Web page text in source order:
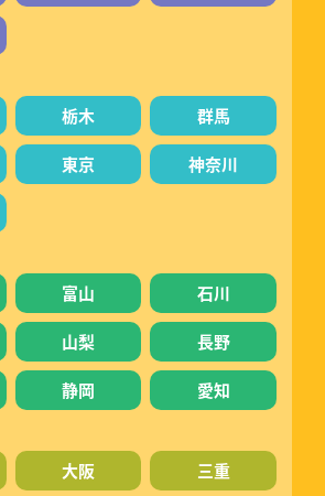
栃木 群馬
東京 神奈川
富山 石川
山梨 長野
静岡
愛知
大阪 三重